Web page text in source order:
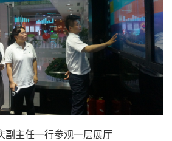
副主任一行参观一层展厅